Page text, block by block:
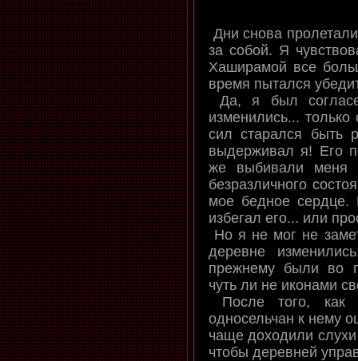
Дни снова
за собой. Я
Хаширамой все
время пытался
Да, я был
изменились...
сил старался быть
выдерживал я! Его
же выбивали меня
безразличного
мое бедное сердце.
избегал его... или
Но я не мог не
деревне
прежнему были во
чуть ли не иконами
После того, как
односельчан к нему
чаще доходили
чтобы деревней